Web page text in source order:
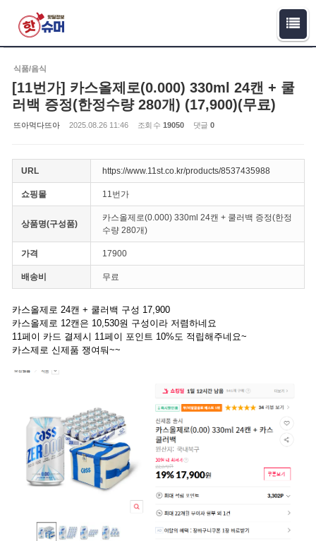
식품/음식
[11번가] 카스올제로(0.000) 330ml 24캔 + 쿨
러백 증정(한정수량 280개) (17,900)(무료)
뜨아먹다뜨아 2025.08.26 11:46 조회 수 19050 댓글 0
URL https://www.11st.co.kr/products/8537435988
쇼핑몰 11번가
상품명(구성품)
카스올제로(0.000) 330ml 24캔 + 쿨러백 증정(한정
수량 280개)
가격 17900
배송비 무료
카스올제로 24캔 + 쿨러백 구성 17,900
카스올제로 12캔은 10,530원 구성이라 저렴하네요
11페이 카드 결제시 11페이 포인트 10%도 적립해주네요~
카스제로 신제품 쟁여둬~~